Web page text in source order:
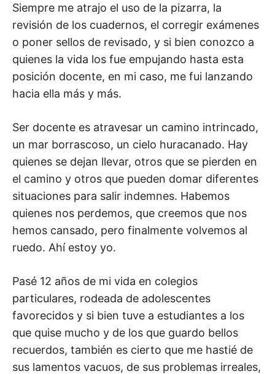
Siempre me atrajo el uso de la pizarra, la
revisión de los cuadernos, el corregir exámenes
o poner sellos de revisado, y si bien conozco a
quienes la vida los fue empujando hasta esta
posición docente, en mi caso, me fui lanzando
hacia ella más y más.
Ser docente es atravesar un camino intrincado,
un mar borrascoso, un cielo huracanado. Hay
quienes se dejan llevar, otros que se pierden en
el camino y otros que pueden domar diferentes
situaciones para salir indemnes. Habemos
quienes nos perdemos, que creemos que nos
hemos cansado, pero finalmente volvemos al
ruedo. Ahí estoy yo.
Pasé 12 años de mi vida en colegios
particulares, rodeada de adolescentes
favorecidos y si bien tuve a estudiantes a los
que quise mucho y de los que guardo bellos
recuerdos, también es cierto que me hastié de
sus lamentos vacuos, de sus problemas irreales,